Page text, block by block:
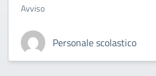
Avviso
Personale scolastico